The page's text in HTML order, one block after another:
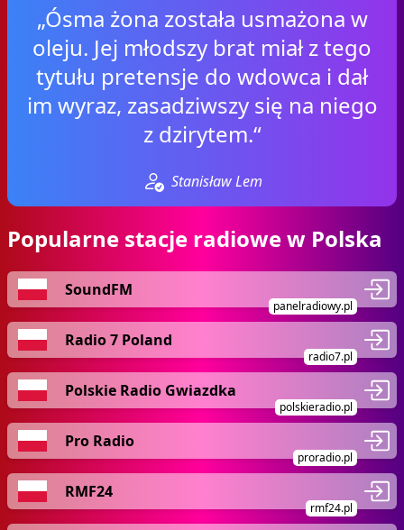
„Ósma żona została usmażona w
oleju. Jej młodszy brat miał z tego
tytułu pretensje do wdowca i dał
im wyraz, zasadziwszy się na niego
z dzirytem.“
Stanisław Lem
Popularne stacje radiowe w Polska
SoundFM
panelradiowy.pl
Radio 7 Poland
radio7.pl
Polskie Radio Gwiazdka
polskieradio.pl
Pro Radio
proradio.pl
RMF24
rmf24.pl